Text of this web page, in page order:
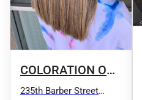
COLORATION OU
DÉCOLORATION
235th Barber Street